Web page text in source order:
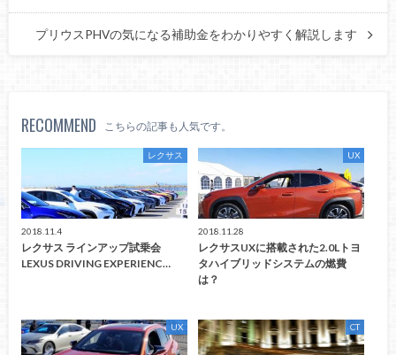
プリウスPHVの気になる補助金をわかりやすく解説します
RECOMMEND こちらの記事も人気です。
レクサス
2018.11.4
レクサス ラインアップ試乗会
LEXUS DRIVING EXPERIENC…
UX
2018.11.28
レクサスUXに搭載された2.0Lトヨ
タハイブリッドシステムの燃費
は？
UX CT